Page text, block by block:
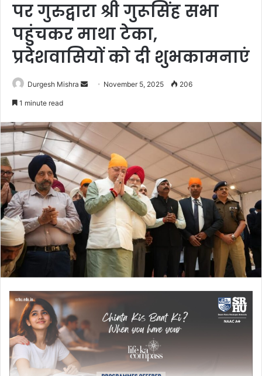
पर गुरुद्वारा श्री गुरूसिंह सभा
पहुंचकर माथा टेका,
प्रदेशवासियों को दी शुभकामनाएं
Durgesh Mishra
Send November 5, 2025 206
1 minute read